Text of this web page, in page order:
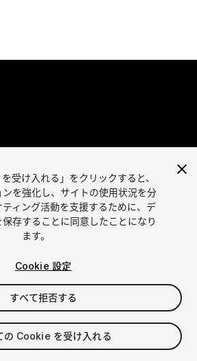
アセットを販売
販売審査ガイドライン
Asset Store Tools
アフィリエイト
プログラムの内容
リンクメーカー
受け入れる」をクリックすると、
を強化し、サイトの使用状況を分
ィング活動を支援するために、デ
存することに同意したことになり
ます。
Cookie 設定
すべて拒否する
の Cookie を受け入れる